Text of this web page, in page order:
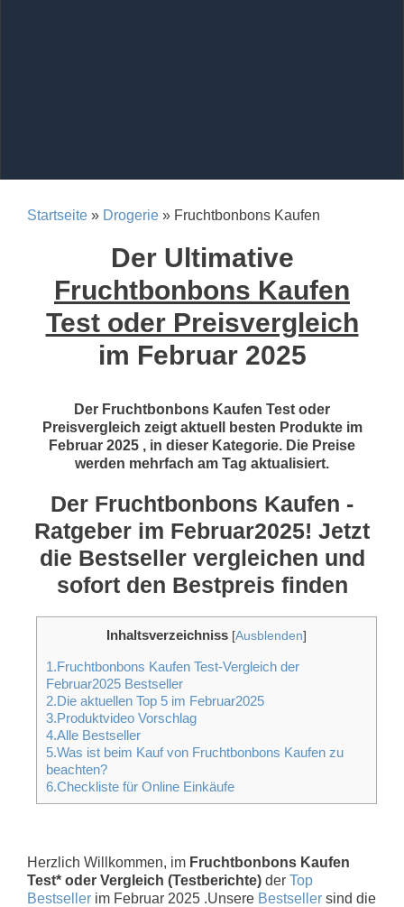
Startseite » Drogerie » Fruchtbonbons Kaufen
Der Ultimative
Fruchtbonbons Kaufen
Test oder Preisvergleich
im Februar 2025
Der Fruchtbonbons Kaufen Test oder
Preisvergleich zeigt aktuell besten Produkte im
Februar 2025 , in dieser Kategorie. Die Preise
werden mehrfach am Tag aktualisiert.
Der Fruchtbonbons Kaufen -
Ratgeber im Februar2025! Jetzt
die Bestseller vergleichen und
sofort den Bestpreis finden
Inhaltsverzeichniss [Ausblenden]
1.Fruchtbonbons Kaufen Test-Vergleich der
Februar2025 Bestseller
2.Die aktuellen Top 5 im Februar2025
3.Produktvideo Vorschlag
4.Alle Bestseller
5.Was ist beim Kauf von Fruchtbonbons Kaufen zu
beachten?
6.Checkliste für Online Einkäufe
Herzlich Willkommen, im Fruchtbonbons Kaufen
Test* oder Vergleich (Testberichte) der Top
Bestseller im Februar 2025 .Unsere Bestseller sind die